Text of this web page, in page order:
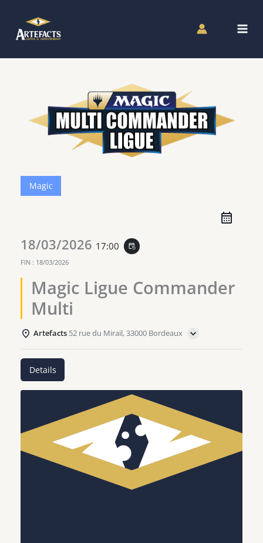
contenu
Magic
18/03/2026 17:00 event_repeat
FIN : 18/03/2026
Magic Ligue Commander
Multi
Artefacts 52 rue du Mirail, 33000 Bordeaux
Details